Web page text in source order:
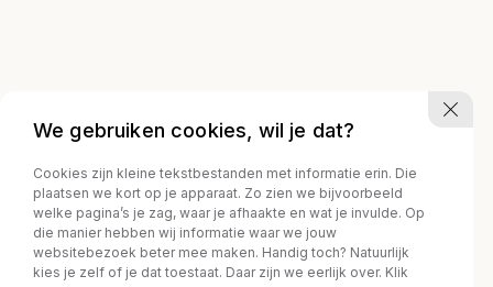
We gebruiken cookies, wil je dat?
Cookies zijn kleine tekstbestanden met informatie erin. Die
plaatsen we kort op je apparaat. Zo zien we bijvoorbeeld
welke pagina’s je zag, waar je afhaakte en wat je invulde. Op
die manier hebben wij informatie waar we jouw
websitebezoek beter mee maken. Handig toch? Natuurlijk
kies je zelf of je dat toestaat. Daar zijn we eerlijk over. Klik